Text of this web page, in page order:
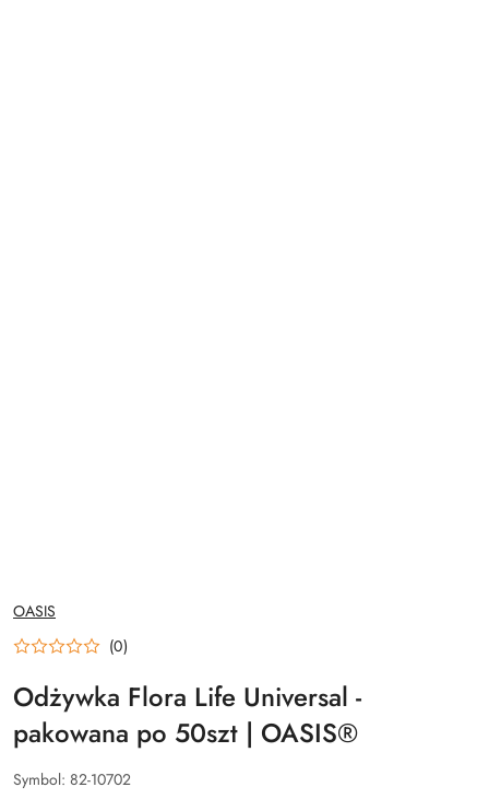
NAZWA
PRODUCENTA:
OASIS
(0)
Odżywka Flora Life Universal -
pakowana po 50szt | OASIS®
Symbol: 82-10702